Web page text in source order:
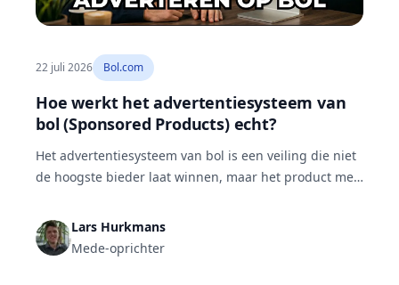
22 juli 2026 Bol.com
Hoe werkt het advertentiesysteem van
bol (Sponsored Products) echt?
Het advertentiesysteem van bol is een veiling die niet
de hoogste bieder laat winnen, maar het product met
een second-price-veiling betaal je meestal minder dan
je maximum. Daarom maakt een sterke listing je
advertenties zowel goedkoper als effectiever dan een
Lars Hurkmans
Mede-oprichter